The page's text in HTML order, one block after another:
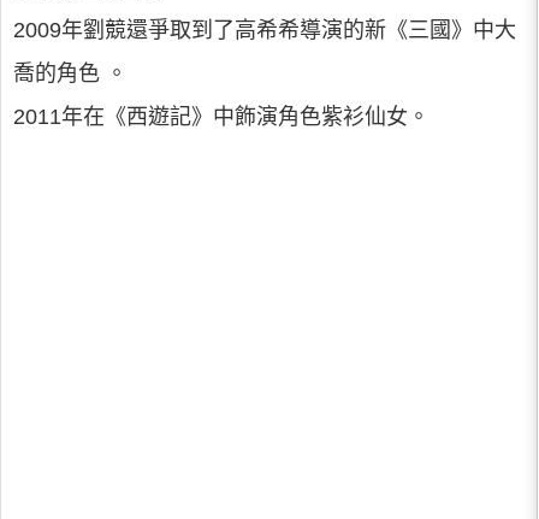
2009年劉競還爭取到了高希希導演的新《三國》中大
喬的角色 。
2011年在《西遊記》中飾演角色紫衫仙女。